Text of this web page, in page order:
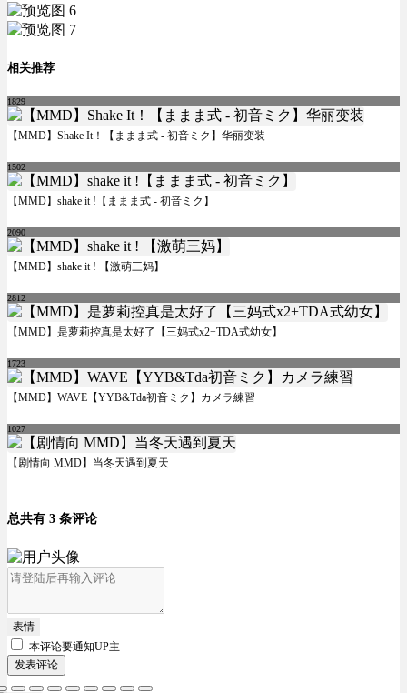
相关推荐
1829
【MMD】Shake It！【ままま式 - 初音ミク】华丽变装
1502
【MMD】shake it !【ままま式 - 初音ミク】
2090
【MMD】shake it ! 【激萌三妈】
2812
【MMD】是萝莉控真是太好了【三妈式x2+TDA式幼女】
1723
【MMD】WAVE【YYB&Tda初音ミク】カメラ練習
1027
【剧情向 MMD】当冬天遇到夏天
总共有 3 条评论
表情
本评论要通知UP主
发表评论